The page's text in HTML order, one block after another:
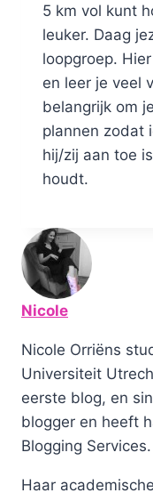
5 km vol kunt
leuker. Daag
loopgroep.
en leer je veel
belangrijk om
plannen zodat
hij/zij aan toe
houdt.
Nicole
Nicole Orriëns
Universiteit
eerste blog, en
blogger en heeft
Blogging Services.
Haar